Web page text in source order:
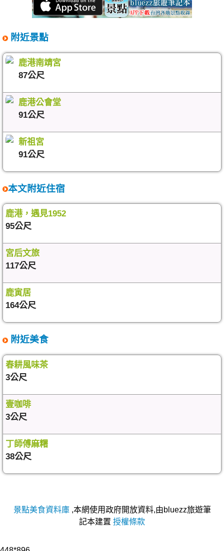
附近景點
鹿港南靖宮
87公尺
鹿港公會堂
91公尺
新祖宮
91公尺
本文附近住宿
鹿港，遇見1952
95公尺
宮后文旅
117公尺
鹿寅居
164公尺
附近美食
春耕風味茶
3公尺
壹咖啡
3公尺
丁師傅麻糬
38公尺
景點美食資料庫,本網使用政府開放資料,由bluezz旅遊筆
記本建置 授權條款